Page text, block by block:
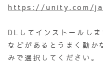
https://unity.com/
DLしてインストールし
などがあるとうまく動か
みで選択してください。